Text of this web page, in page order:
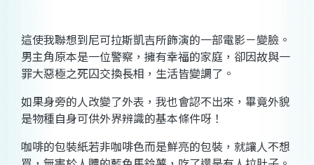
這使我聯想到尼可拉斯凱吉所飾演的一部電影－變臉。
男主角原本是一位警察，擁有幸福的家庭，卻因故與一
罪大惡極之死囚交換長相，生活皆變調了。
如果身旁的人改變了外表，我也會認不出來，畢竟外貌
是物種自身可供外界辨識的基本條件呀！
咖啡的包裝紙若非咖啡色而是鮮亮的包裝，就讓人不想